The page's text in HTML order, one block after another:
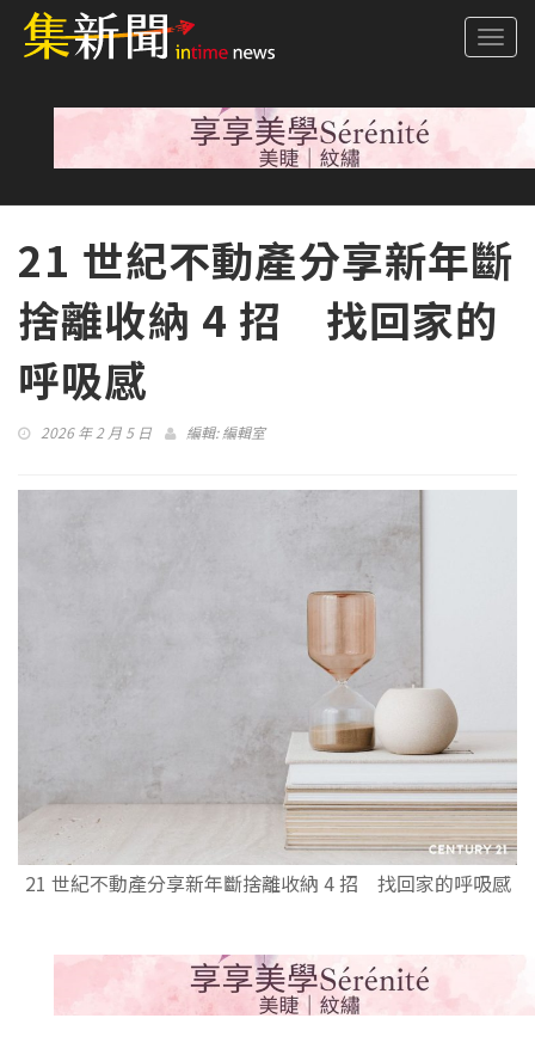
21 世紀不動產分享新年斷
捨離收納 4 招 找回家的
呼吸感
2026 年 2 月 5 日 編輯:編輯室
21 世紀不動產分享新年斷捨離收納 4 招 找回家的呼吸感